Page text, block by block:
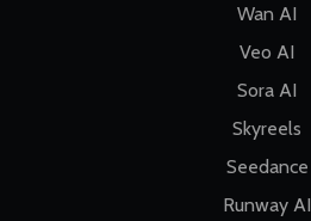
Wan AI
Veo AI
Sora AI
Skyreels
Seedance
Runway AI